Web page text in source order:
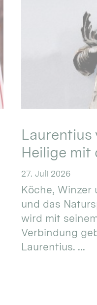
Laurentius
Heilige mit
27. Juli 2026
Köche, Winzer
und das
wird mit
Verbindung
Laurentius. ...